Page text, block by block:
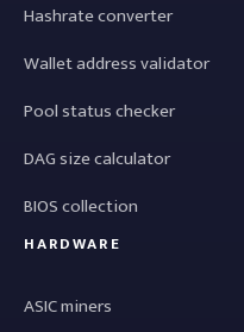
Hashrate converter
Wallet address validator
Pool status checker
DAG size calculator
BIOS collection
HARDWARE
ASIC miners